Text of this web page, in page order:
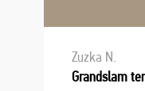
Zuzka N.
Grandslam